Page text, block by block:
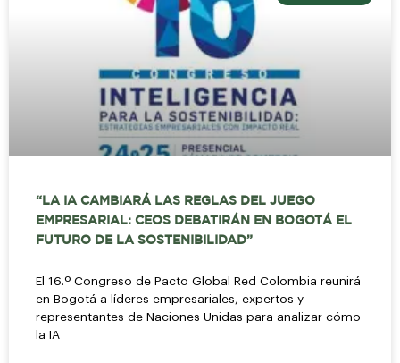
“LA IA CAMBIARÁ LAS REGLAS DEL JUEGO
EMPRESARIAL: CEOS DEBATIRÁN EN BOGOTÁ EL
FUTURO DE LA SOSTENIBILIDAD”
El 16.º Congreso de Pacto Global Red Colombia reunirá
en Bogotá a líderes empresariales, expertos y
representantes de Naciones Unidas para analizar cómo
la IA